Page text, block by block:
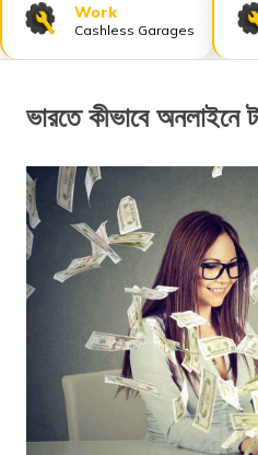
Work
Cashless Garages
ভারতে কীভাবে অনলাইনে